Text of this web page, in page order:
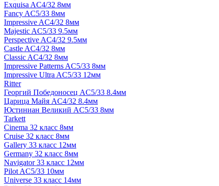
Exquisa AC4/32 8мм
Fancy AC5/33 8мм
Impressive AC4/32 8мм
Majestic AC5/33 9.5мм
Perspective AC4/32 9.5мм
Castle AC4/32 8мм
Classic AC4/32 8мм
Impressive Patterns AC5/33 8мм
Impressive Ultra AC5/33 12мм
Ritter
Георгий Победоносец AC5/33 8.4мм
Царица Майя AC4/32 8.4мм
Юстиниан Великий AC5/33 8мм
Tarkett
Cinema 32 класс 8мм
Cruise 32 класс 8мм
Gallery 33 класс 12мм
Germany 32 класс 8мм
Navigator 33 класс 12мм
Pilot AC5/33 10мм
Universe 33 класс 14мм